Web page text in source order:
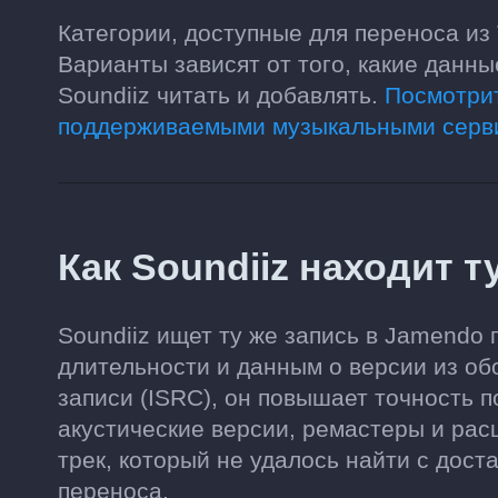
Категории, доступные для переноса
Варианты зависят от того, какие
Soundiiz читать и добавлять.
поддерживаемыми музыкальными
Как Soundiiz находит
Soundiiz ищет ту же запись в
длительности и данным о версии из
записи (ISRC), он повышает точность
акустические версии, ремастеры и
трек, который не удалось найти с
переноса.